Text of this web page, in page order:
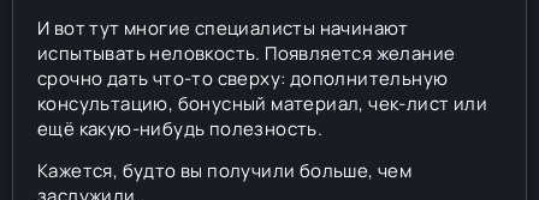
И вот тут многие специалисты начинают
испытывать неловкость. Появляется желание
срочно дать что-то сверху: дополнительную
консультацию, бонусный материал, чек-лист или
ещё какую-нибудь полезность.
Кажется, будто вы получили больше, чем